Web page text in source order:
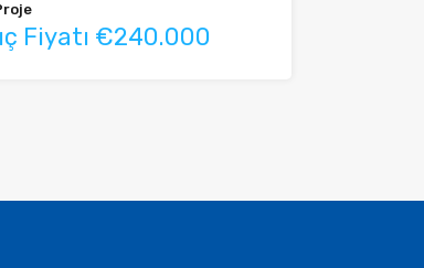
Fiyatı €240.000